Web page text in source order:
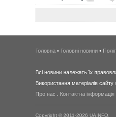
Головна • Головні новини •
Всі новини належать їх
Використання матеріалів сайту
Про нас
Контактна інформація
Copyright © 2011-2026 UAINFO.